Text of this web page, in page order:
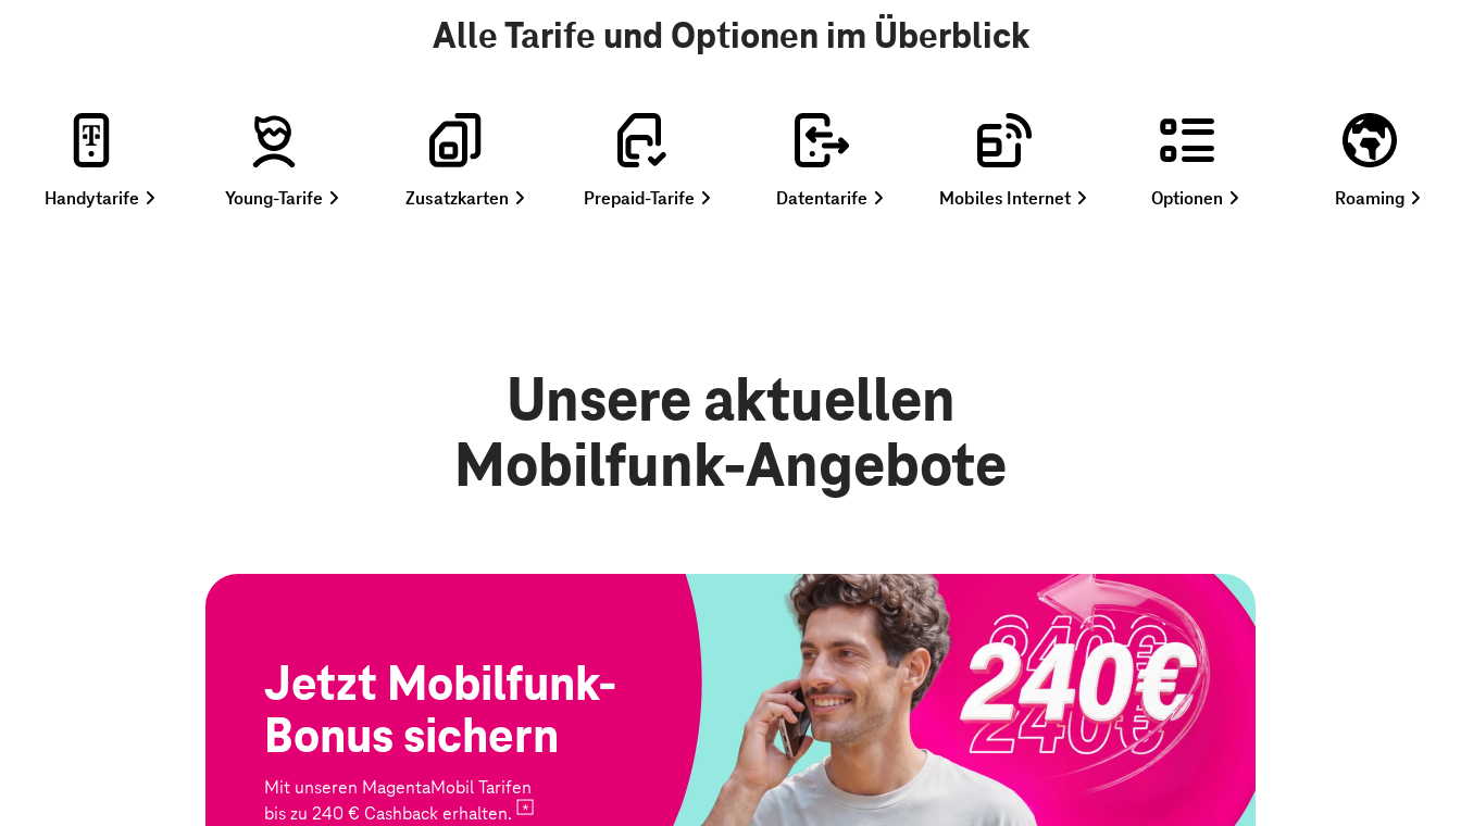
Alle Tarife und Optionen im Überblick
Handytarifeauswählen Young-Tarife auswählenZusatzkarten,
Prepaid-Tarife Datentarife Mobiles Internet,
Optionen zum
Roaming,
Unsere aktuellen
Mobilfunk-Angebote
Jetzt Mobilfunk-
Bonus sichern
Mit unseren MagentaMobil Tarifen
bis zu 240 € Cashbackerhalten.
Zum Angebot